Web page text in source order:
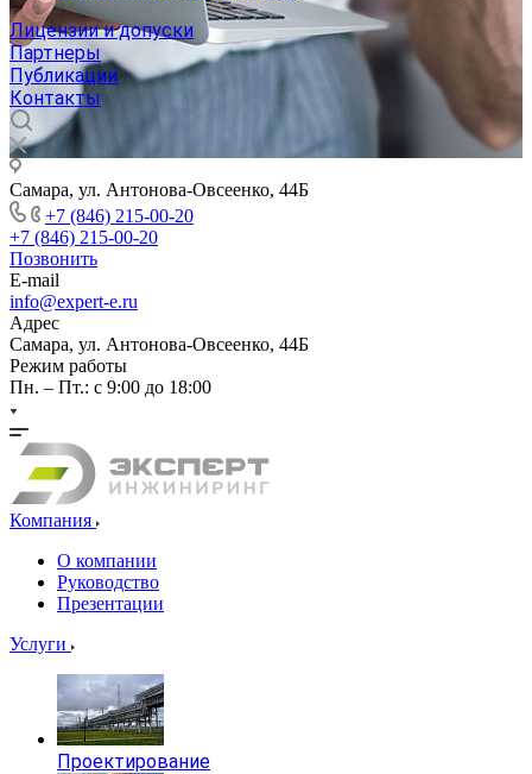
Лицензии и допуски
Партнеры
Публикации
Контакты
Самара, ул. Антонова-Овсеенко, 44Б
+7 (846) 215-00-20
+7 (846) 215-00-20
Позвонить
E-mail
info@expert-e.ru
Адрес
Самара, ул. Антонова-Овсеенко, 44Б
Режим работы
Пн. – Пт.: с 9:00 до 18:00
Компания
О компании
Руководство
Презентации
Услуги
Проектирование